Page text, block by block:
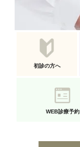
初診の方へ
WEB診療予約